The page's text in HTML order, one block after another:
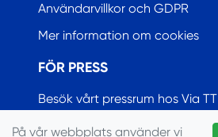
Användarvillkor och GDPR
Mer information om cookies
FÖR PRESS
Besök vårt pressrum hos Via TT
På vår webbplats använder vi